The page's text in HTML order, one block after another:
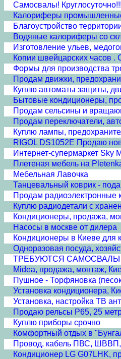
Самосвалы! Круглосуточно!!!
Калориферы
Благоустройство
Водяные калориферы со
Изготовление ульев,
Копии швейцарских часов .
Формы для производства
Продам движки,
Куплю автоматы защиты,
Бытовые кондиционеры,
Продам сельсины и
Продам переключатели,
Куплю лампы,
RIGOL DS1052E Продаю
Интернет-супермаркет Sky
Плетеная мебель на
Мебельная Лавочка
Танцевальный коврик -
Продам радиоэлектронные
Куплю радиодетали с
Кондиционеры, продажа,
Насосы в москве от дилера
Кондиционеры в Киеве для
Одноразовая посуда,
ТРЕБУЮТСЯ
Midea, продажа, монтаж,
Пушное - Торфяновка
Установка кондиционера,
Установка, настройка ТВ
Продаю рельсы Р65, 25
Куплю приборы срочно
Комфортный отдых в
Провод, кабель ПВС, ШВВП,
Кондиционер LG G07LHK,